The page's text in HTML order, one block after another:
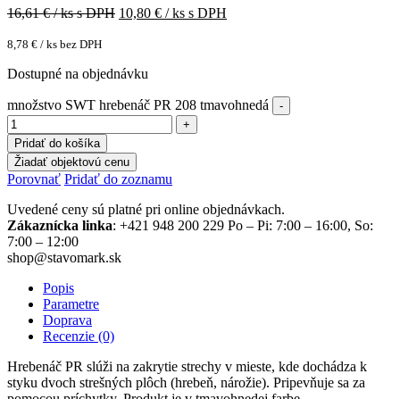
16,61€ / ks s DPH 10,80 € / ks s DPH
8,78 € / ks bez DPH
Dostupné na objednávku
množstvo SWT hrebenáč PR 208 tmavohnedá
Pridať do košíka
Žiadať objektovú cenu
Porovnať Pridať do zoznamu
Uvedené ceny sú platné pri online objednávkach.
Zákaznícka linka: +421 948 200 229 Po – Pi: 7:00 – 16:00, So:
7:00 – 12:00
shop@stavomark.sk
Popis
Parametre
Doprava
Recenzie (0)
Hrebenáč PR slúži na zakrytie strechy v mieste, kde dochádza k
styku dvoch strešných plôch (hrebeň, nárožie). Pripevňuje sa za